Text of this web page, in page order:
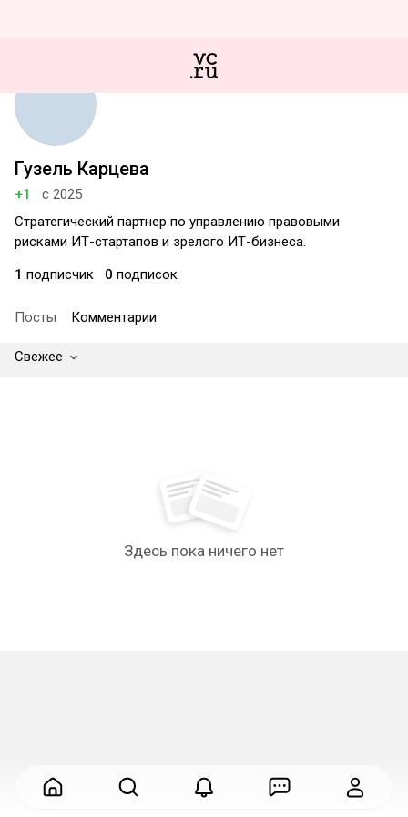
Гузель Карцева
+1
с 2025
Стратегический партнер по управлению правовыми
рисками ИТ-стартапов и зрелого ИТ-бизнеса.
1 подписчик 0 подписок
Посты Комментарии
Свежее
Здесь пока ничего нет